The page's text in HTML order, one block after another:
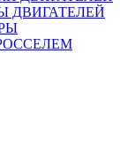
ДВИГАТЕЛЕЙ